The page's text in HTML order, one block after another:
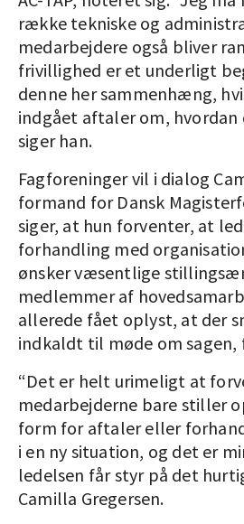
række tekniske og
medarbejdere også bliver
frivillighed er et underligt
denne her sammenhæng,
indgået aftaler om, hvordan
siger han.
Fagforeninger vil i dialog
formand for Dansk
siger, at hun forventer, at
forhandling med
ønsker væsentlige
medlemmer af
allerede fået oplyst, at der
indkaldt til møde om
“Det er helt urimeligt at
medarbejderne bare stiller
form for aftaler eller
i en ny situation, og det er
ledelsen får styr på det
Camilla Gregersen.